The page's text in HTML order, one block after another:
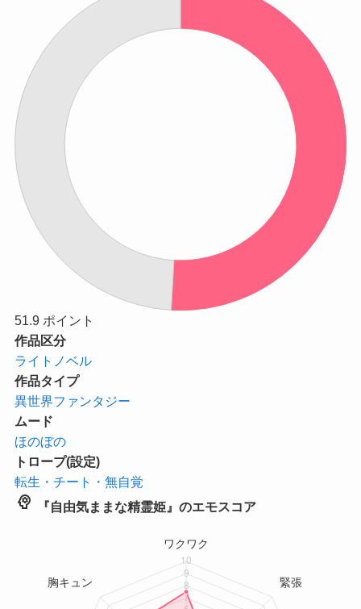
51.9 ポイント
作品区分
ライトノベル
作品タイプ
異世界ファンタジー
ムード
ほのぼの
トロープ(設定)
転生・チート・無自覚
psychology 『自由気ままな精霊姫』のエモスコア